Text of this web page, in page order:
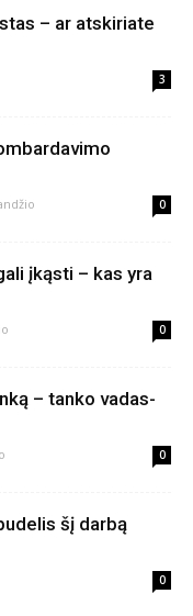
– ar atskiriate
3
0
įkąsti – kas yra
0
– tanko vadas-
0
šį darbą
0